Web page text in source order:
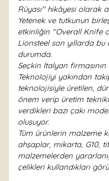
Rüyası'' hikâyesi olarak
Yetenek ve tutkunun
etkinliğin ''Overall Knife
Lionsteel son yıllarda
durumda.
Seçkin İtalyan
Teknolojiyi yakından
teknolojisiyle üretilen,
önem verip üretim
verdikleri bazı çakı
oluşuyor.
Tüm ürünlerin malzeme
ahşaplar, mikarta, G10,
malzemelerden
çelikleri kullandıkları